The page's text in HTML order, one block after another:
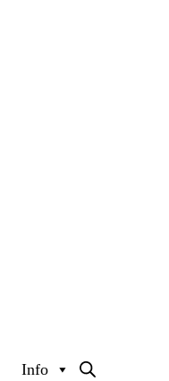
Info